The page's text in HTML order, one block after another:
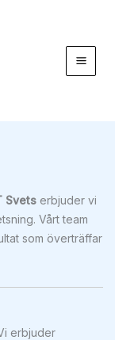
Svets erbjuder vi
Vårt team
som överträffar
erbjuder